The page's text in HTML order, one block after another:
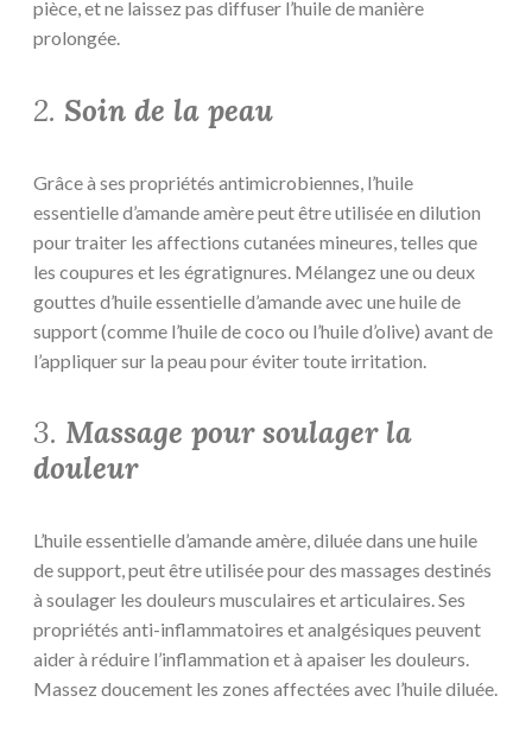
pièce, et ne laissez pas diffuser l’huile de manière
prolongée.
2. Soin de la peau
Grâce à ses propriétés antimicrobiennes, l’huile
essentielle d’amande amère peut être utilisée en dilution
pour traiter les affections cutanées mineures, telles que
les coupures et les égratignures. Mélangez une ou deux
gouttes d’huile essentielle d’amande avec une huile de
support (comme l’huile de coco ou l’huile d’olive) avant de
l’appliquer sur la peau pour éviter toute irritation.
3. Massage pour soulager la
douleur
L’huile essentielle d’amande amère, diluée dans une huile
de support, peut être utilisée pour des massages destinés
à soulager les douleurs musculaires et articulaires. Ses
propriétés anti-inflammatoires et analgésiques peuvent
aider à réduire l’inflammation et à apaiser les douleurs.
Massez doucement les zones affectées avec l’huile diluée.